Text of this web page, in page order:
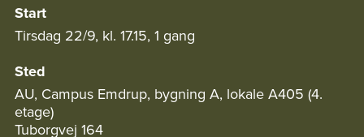
Start
Tirsdag 22/9, kl. 17.15, 1 gang
Sted
AU, Campus Emdrup, bygning A, lokale A405 (4.
etage)
Tuborgvej 164